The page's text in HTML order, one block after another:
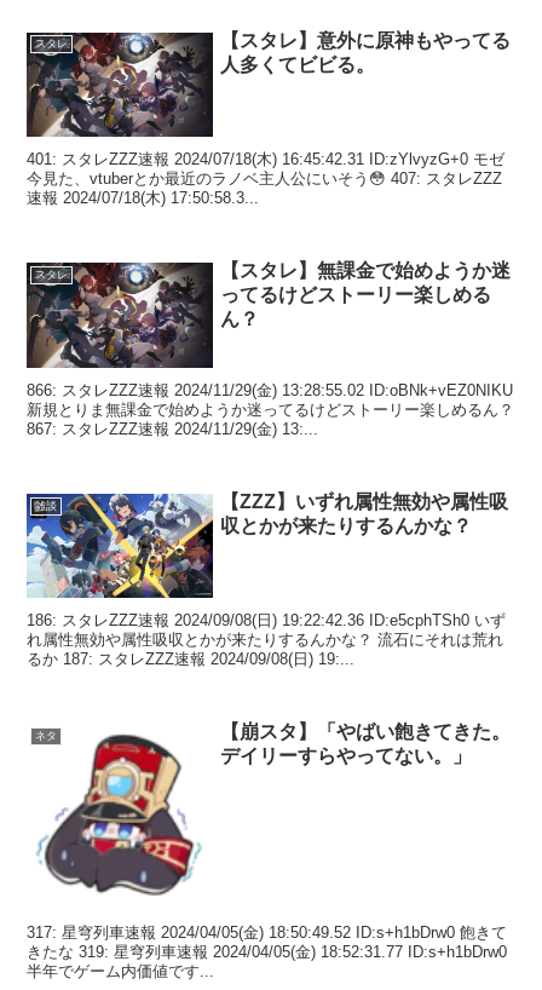
スタレ
【スタレ】意外に原神もやってる
人多くてビビる。
401: スタレZZZ速報 2024/07/18(木) 16:45:42.31 ID:zYlvyzG+0 モゼ
今見た、vtuberとか最近のラノベ主人公にいそう😳 407: スタレZZZ
速報 2024/07/18(木) 17:50:58.3...
スタレ
【スタレ】無課金で始めようか迷
ってるけどストーリー楽しめる
ん？
866: スタレZZZ速報 2024/11/29(金) 13:28:55.02 ID:oBNk+vEZ0NIKU
新規とりま無課金で始めようか迷ってるけどストーリー楽しめるん？
867: スタレZZZ速報 2024/11/29(金) 13:...
雑談
【ZZZ】いずれ属性無効や属性吸
収とかが来たりするんかな？
186: スタレZZZ速報 2024/09/08(日) 19:22:42.36 ID:e5cphTSh0 いず
れ属性無効や属性吸収とかが来たりするんかな？ 流石にそれは荒れ
るか 187: スタレZZZ速報 2024/09/08(日) 19:...
ネタ
【崩スタ】「やばい飽きてきた。
デイリーすらやってない。」
317: 星穹列車速報 2024/04/05(金) 18:50:49.52 ID:s+h1bDrw0 飽きて
きたな 319: 星穹列車速報 2024/04/05(金) 18:52:31.77 ID:s+h1bDrw0
半年でゲーム内価値です...